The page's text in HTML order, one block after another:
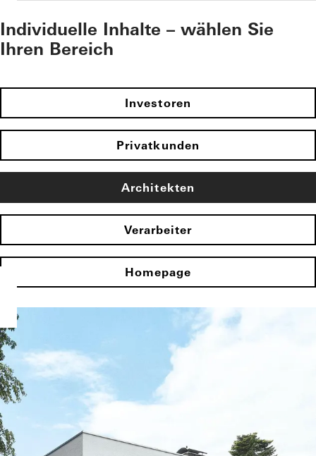
Individuelle Inhalte – wählen Sie
Ihren Bereich
Investoren
Privatkunden
Architekten
Verarbeiter
Homepage